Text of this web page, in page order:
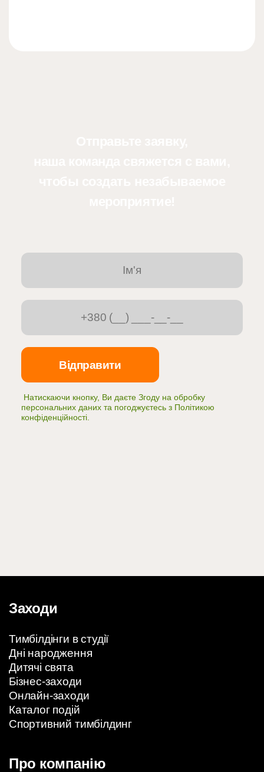
Натискаючи кнопку, Ви даєте Згоду на обробку
персональних даних та погоджуєтесь з Політикою
конфіденційності.
Заходи
Тимбілдінги в студії
Дні народження
Дитячі свята
Бізнес-заходи
Онлайн-заходи
Каталог подій
Спортивний тимбілдинг
Про компанію